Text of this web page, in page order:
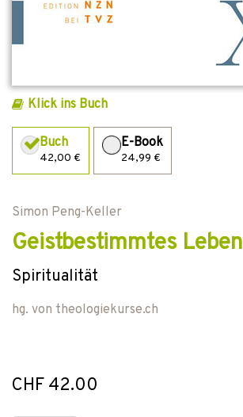
Klick ins Buch
Buch
42,00 €
E-Book
24,99 €
Simon Peng-Keller
Geistbestimmtes Leben
Spiritualität
hg. von theologiekurse.ch
CHF 42.00